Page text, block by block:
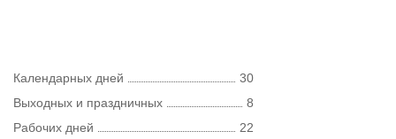
Календарных дней
30
Выходных и праздничных
8
Рабочих дней
22